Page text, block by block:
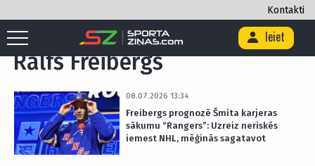
Kontakti
Ieiet
Sākums Birka "Ralfs Freibergs"
Ralfs Freibergs
08.07.2026 13:34
Freibergs prognozē Šmita karjeras
sākumu “Rangers”: Uzreiz neriskēs
iemest NHL, mēģinās sagatavot